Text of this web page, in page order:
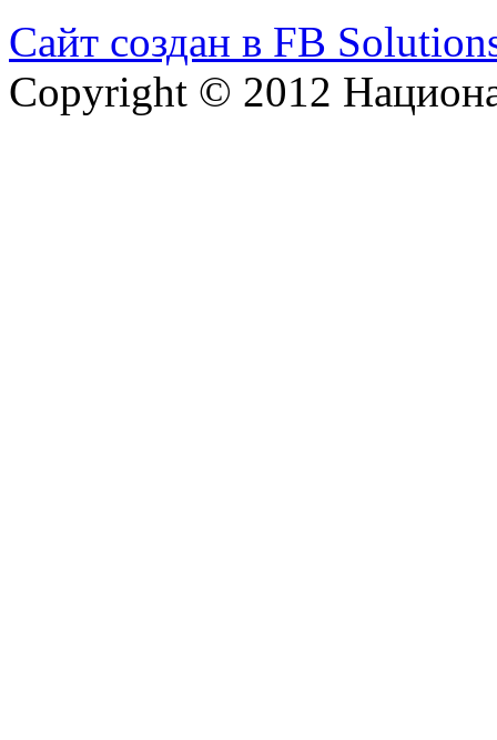
Сайт создан в FB
Copyright © 2012